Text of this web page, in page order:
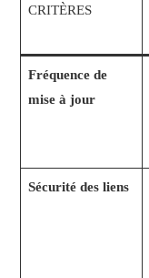
CRITÈRES
Fréquence de
mise à jour
Sécurité des liens